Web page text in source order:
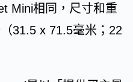
Mini相同，尺寸和重
31.5 x 71.5毫米；22